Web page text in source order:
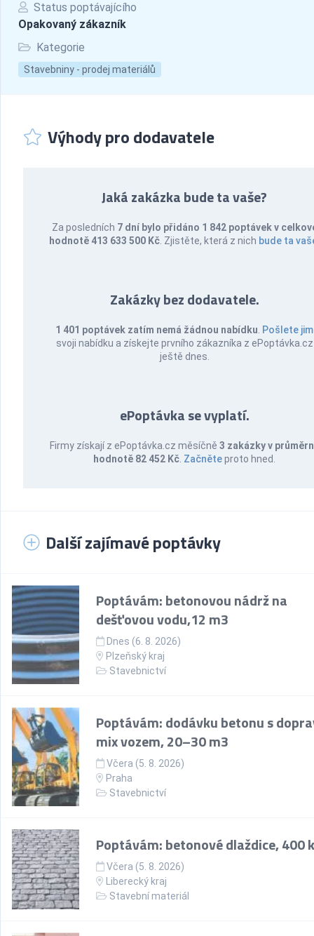
Status poptávajícího
Opakovaný zákazník
Kategorie
Stavebniny - prodej materiálů
Výhody pro dodavatele
Jaká zakázka bude ta vaše?
Za posledních 7 dní bylo přidáno 1 842 poptávek v
hodnotě 413 633 500 Kč . Zjistěte, která z nich bude ta
Zakázky bez dodavatele.
1 401 poptávek zatím nemá žádnou nabídku Pošlete jim
svoji nabídku a získejte prvního zákazníka z ePoptávka.cz
ještě dnes.
ePoptávka se vyplatí.
Firmy získají z ePoptávka.cz měsíčně 3 zakázky v
hodnotě 82 452 Kč Začněteproto hned.
Další zajímavé poptávky
Poptávám: betonovou nádrž na
dešťovou vodu,12 m3
Dnes (6. 8. 2026)
Plzeňský kraj
Stavebnictví
Poptávám: dodávku betonu s
mix vozem, 20–30 m3
Včera (5. 8. 2026)
Praha
Stavebnictví
Poptávám: betonové dlaždice, 400
Včera (5. 8. 2026)
Liberecký kraj
Stavební materiál